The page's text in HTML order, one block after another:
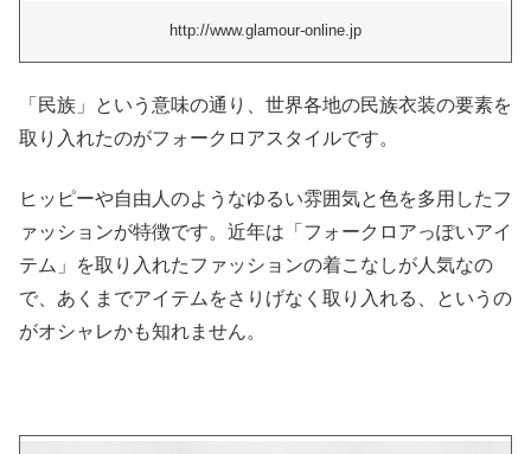
http://www.glamour-online.jp
「民族」という意味の通り、世界各地の民族衣装の要素を
取り入れたのがフォークロアスタイルです。
ヒッピーや自由人のようなゆるい雰囲気と色を多用したフ
ァッションが特徴です。近年は「フォークロアっぽいアイ
テム」を取り入れたファッションの着こなしが人気なの
で、あくまでアイテムをさりげなく取り入れる、というの
がオシャレかも知れません。